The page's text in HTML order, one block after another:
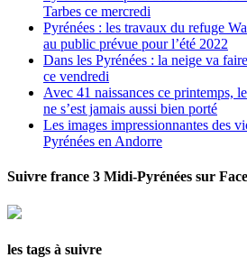
Tarbes ce mercredi
Pyrénées : les travaux du refuge
au public prévue pour l’été 2022
Dans les Pyrénées : la neige va
ce vendredi
Avec 41 naissances ce printemps,
ne s’est jamais aussi bien porté
Les images impressionnantes des
Pyrénées en Andorre
Suivre france 3 Midi-Pyrénées sur
les tags à suivre